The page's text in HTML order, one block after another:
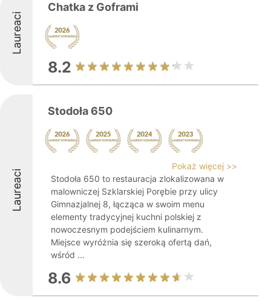
Laureaci
Chatka z Goframi
8.2
Laureaci
Stodoła 650
Pokaż więcej >>
Stodoła 650 to restauracja zlokalizowana w
malowniczej Szklarskiej Porębie przy ulicy
Gimnazjalnej 8, łącząca w swoim menu
elementy tradycyjnej kuchni polskiej z
nowoczesnym podejściem kulinarnym.
Miejsce wyróżnia się szeroką ofertą dań,
wśród ...
8.6